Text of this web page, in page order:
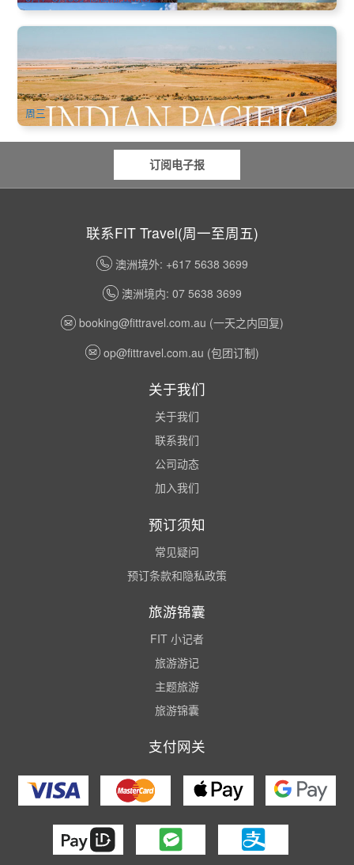
豪华铁路探险一票全包式铁路游体验+豪华卧舖+全程餐饮 | 悉
尼出发(英文)
78 已预订
AUD $1,390.00
SYD04888
周三
订阅电子报
联系FIT Travel(周一至周五)
澳洲境外: +617 5638 3699
澳洲境内: 07 5638 3699
booking@fittravel.com.au (一天之内回复)
op@fittravel.com.au (包团订制)
关于我们
关于我们
联系我们
公司动态
加入我们
预订须知
常见疑问
预订条款和隐私政策
旅游锦囊
FIT 小记者
旅游游记
主题旅游
旅游锦囊
支付网关